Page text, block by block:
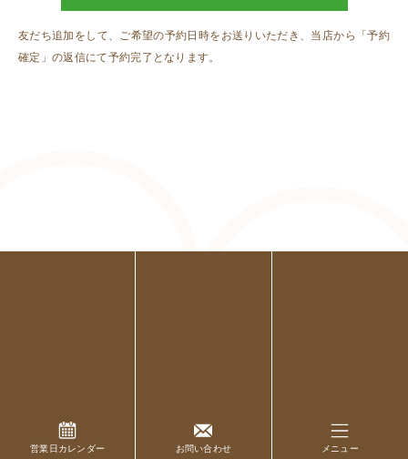
友だち追加をして、ご希望の予約日時をお送りいただき、当店から「予約
確定」の返信にて予約完了となります。
営業日カレンダー お問い合わせ メニュー